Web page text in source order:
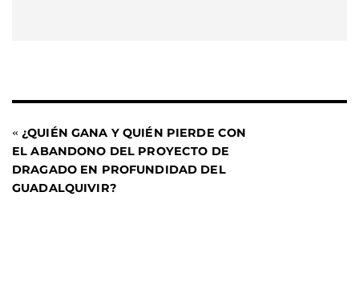
« ¿QUIÉN GANA Y QUIÉN PIERDE CON
EL ABANDONO DEL PROYECTO DE
DRAGADO EN PROFUNDIDAD DEL
GUADALQUIVIR?